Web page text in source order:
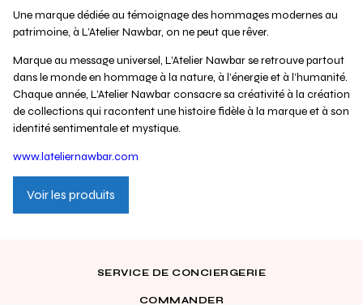
Une marque dédiée au témoignage des hommages modernes au
patrimoine, à L’Atelier Nawbar, on ne peut que rêver.
Marque au message universel, L’Atelier Nawbar se retrouve partout
dans le monde en hommage à la nature, à l’énergie et à l’humanité.
Chaque année, L’Atelier Nawbar consacre sa créativité à la création
de collections qui racontent une histoire fidèle à la marque et à son
identité sentimentale et mystique.
www.lateliernawbar.com
Voir les produits
SERVICE DE CONCIERGERIE
COMMANDER